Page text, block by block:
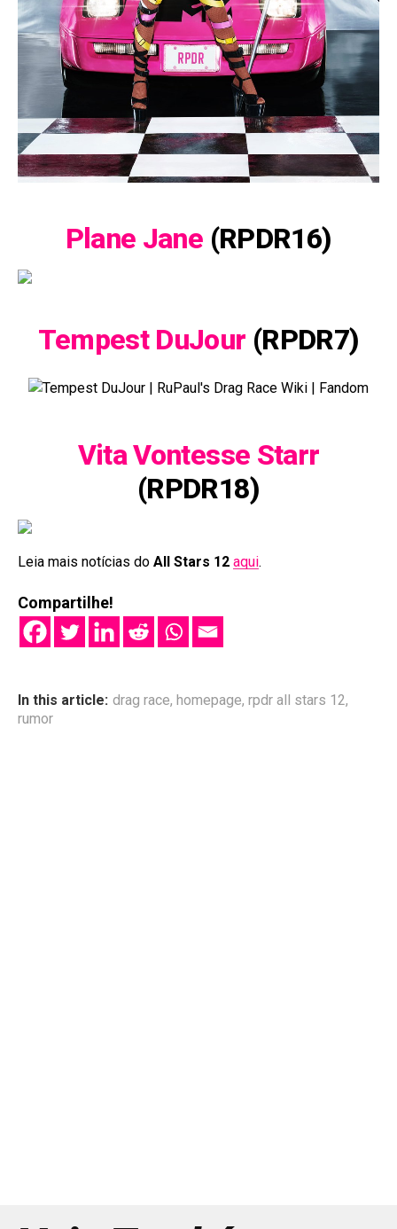
Plane Jane (RPDR16)
Tempest DuJour (RPDR7)
Vita Vontesse Starr
(RPDR18)
Leia mais notícias do All Stars 12 aqui.
Compartilhe!
In this article: drag race, homepage, rpdr all stars 12,
rumor